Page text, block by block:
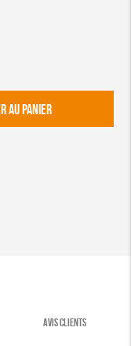
AU PANIER
AVIS CLIENTS